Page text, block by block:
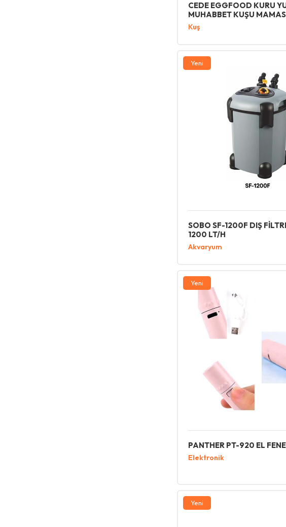
CEDE EGGFOOD KURU
MUHABBET KUŞU
Kuş
Yeni
SOBO SF-1200F DIŞ
1200 LT/H
Akvaryum
Yeni
PANTHER PT-920 EL
Elektronik
Yeni